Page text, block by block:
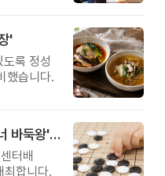
'
록 정성
했습니다.
제3회 서초구 아버지센터배 '매너 바둑왕' 대회
터배
최합니다.